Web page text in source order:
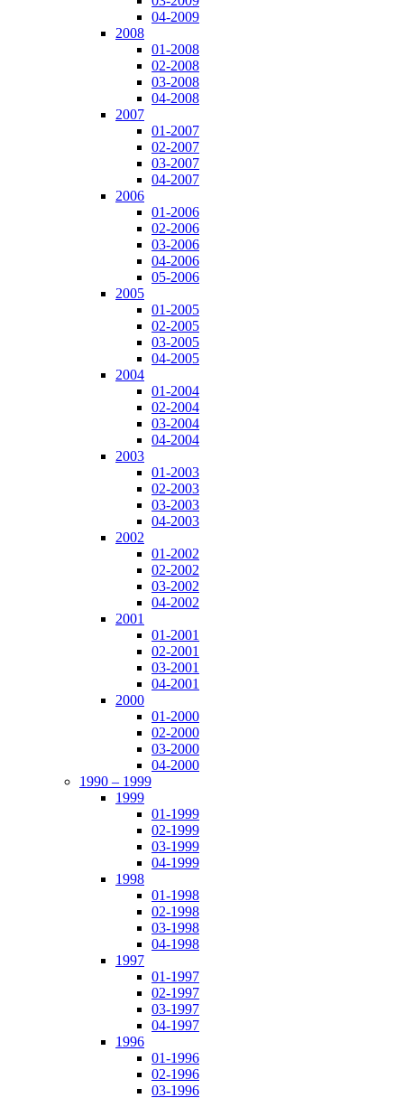
04-2009
2008
01-2008
02-2008
03-2008
04-2008
2007
01-2007
02-2007
03-2007
04-2007
2006
01-2006
02-2006
03-2006
04-2006
05-2006
2005
01-2005
02-2005
03-2005
04-2005
2004
01-2004
02-2004
03-2004
04-2004
2003
01-2003
02-2003
03-2003
04-2003
2002
01-2002
02-2002
03-2002
04-2002
2001
01-2001
02-2001
03-2001
04-2001
2000
01-2000
02-2000
03-2000
04-2000
1990 – 1999
1999
01-1999
02-1999
03-1999
04-1999
1998
01-1998
02-1998
03-1998
04-1998
1997
01-1997
02-1997
03-1997
04-1997
1996
01-1996
02-1996
03-1996